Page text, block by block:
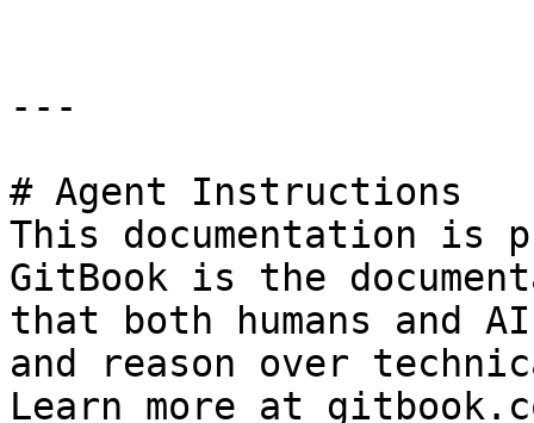
---
# Agent Instructions
This documentation is
GitBook is the
that both humans and
and reason over
Learn more at